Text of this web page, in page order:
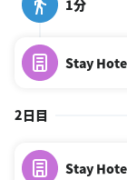
1分
Stay
2日目
Stay